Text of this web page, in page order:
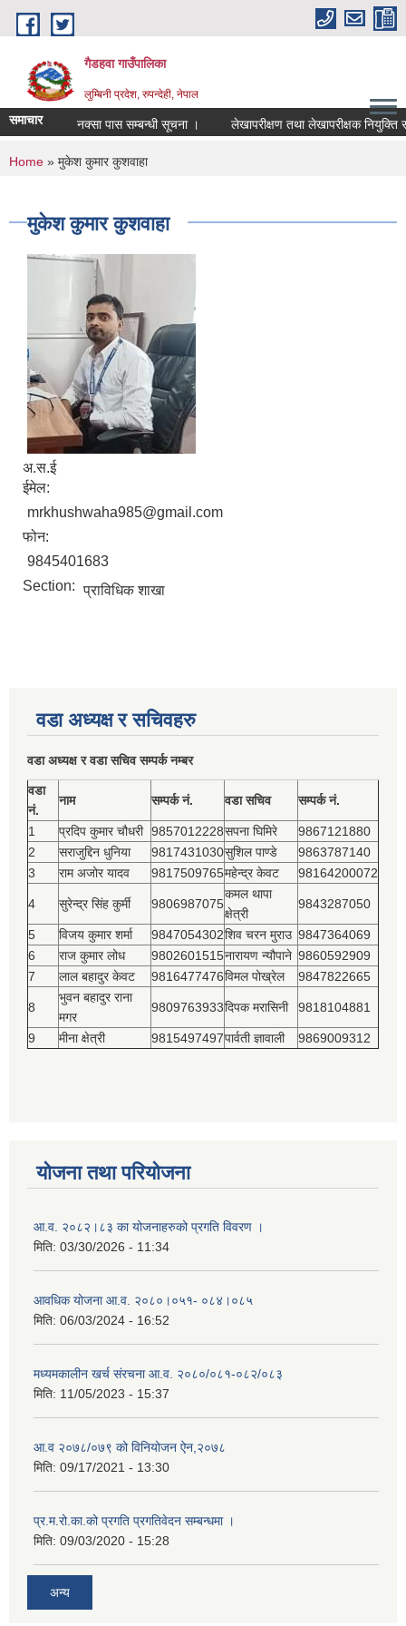
Skip to main content
गैडहवा गाउँपालिका
लुम्बिनी प्रदेश, रुपन्देही, नेपाल
समाचार नक्सा पास सम्बन्धी सूचना । लेखापरीक्षण तथा लेखापरीक्षक नियुक्ति
You are here
Home » मुकेश कुमार कुशवाहा
मुकेश कुमार कुशवाहा
अ.स.ई
ईमेल:
mrkhushwaha985@gmail.com
फोन:
9845401683
Section: प्राविधिक शाखा
वडा अध्यक्ष र सचिवहरु
वडा अध्यक्ष र वडा सचिव सम्पर्क नम्बर
वडा
नं.
नाम सम्पर्क नं. वडा सचिव सम्पर्क नं.
1 प्रदिप कुमार चौधरी 9857012228सपना घिमिरे
9867121880
2
सराजुद्दिन धुनिया 9817431030सुशिल पाण्डे
9863787140
3
राम अजोर यादव 9817509765महेन्द्र केवट 98164200072
4 सुरेन्द्र सिंह कुर्मी 9806987075
कमल थापा
क्षेत्री
9843287050
5 विजय कुमार शर्मा 9847054302शिव चरन मुराउ 9847364069
6
राज कुमार लोध 9802601515नारायण न्यौपाने 9860592909
7
लाल बहादुर केवट 9816477476विमल पोख्रेल 9847822665
8
भुवन बहादुर राना
मगर
9809763933दिपक मरासिनी 9818104881
9 मीना क्षेत्री 9815497497पार्वती ज्ञावाली 9869009312
योजना तथा परियोजना
आ.व. २०८२।८३ का योजनाहरुको प्रगति विवरण ।
मिति: 03/30/2026 - 11:34
आवधिक योजना आ.व. २०८०।०५१- ०८४।०८५
मिति: 06/03/2024 - 16:52
मध्यमकालीन खर्च संरचना आ.व. २०८०/०८१-०८२/०८३
मिति: 11/05/2023 - 15:37
आ.व २०७८/०७९ को विनियोजन ऐन,२०७८
मिति: 09/17/2021 - 13:30
प्र.म.रो.का.को प्रगति प्रगतिवेदन सम्बन्धमा ।
मिति: 09/03/2020 - 15:28
अन्य